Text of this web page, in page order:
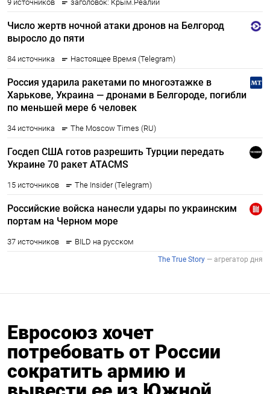
Евросоюз хочет
потребовать от России
сократить армию и